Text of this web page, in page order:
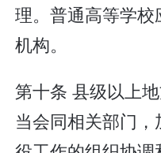
理。普通高等学
机构。
第十条 县级以上
当会同相关部门